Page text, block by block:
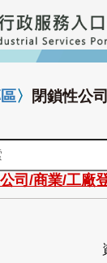
〉 閉鎖性公
公司/商業/工廠